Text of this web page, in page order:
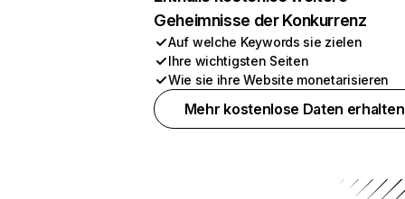
Geheimnisse der Konkurrenz
Auf welche Keywords sie zielen
Ihre wichtigsten Seiten
Wie sie ihre Website monetarisieren
Mehr kostenlose Daten erhalten